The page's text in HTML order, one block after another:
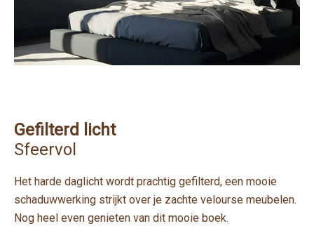
Gefilterd licht
Sfeervol
Het harde daglicht wordt prachtig gefilterd, een mooie
schaduwwerking strijkt over je zachte velourse meubelen.
Nog heel even genieten van dit mooie boek.